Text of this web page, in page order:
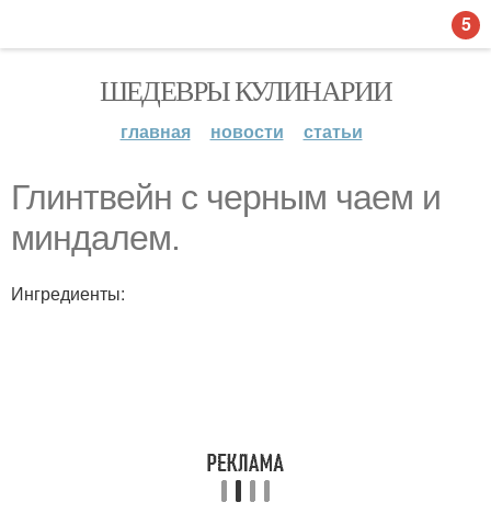
ШЕДЕВРЫ КУЛИНАРИИ
главная новости статьи
Глинтвейн с черным чаем и
миндалем.
Ингредиенты:
5